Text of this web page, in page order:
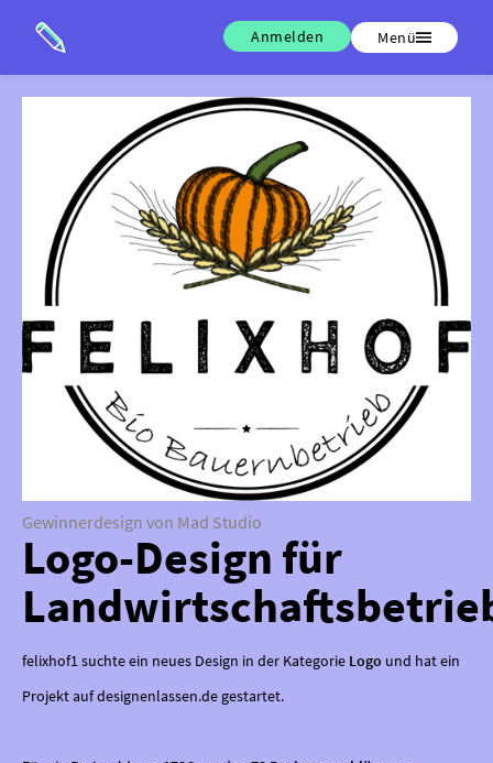
Anmelden Menü
Gewinnerdesign von Mad Studio
Logo-Design für
felixhof1 suchte ein neues Design in der Kategorie Logo und hat ein
Projekt auf designenlassen.de gestartet.